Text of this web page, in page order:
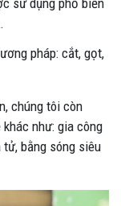
pháp: cắt, gọt,
chúng tôi còn
như: gia công
bằng sóng siêu